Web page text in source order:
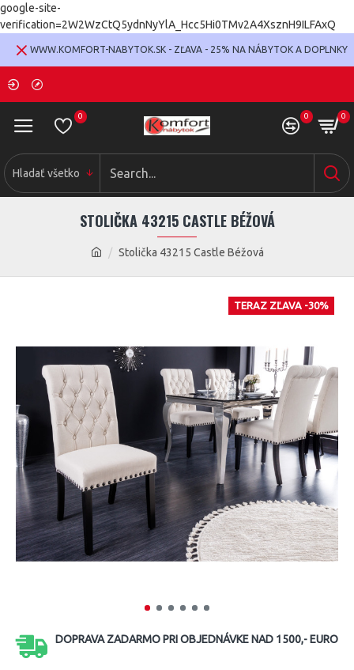
google-site-
verification=2W2WzCtQ5ydnNyYlA_Hcc5Hi0TMv2A4XsznH9ILFAxQ
WWW.KOMFORT-NABYTOK.SK - ZĽAVA - 25% NA NÁBYTOK A DOPLNKY
0 0 0
Hladať všetko
Stolička 43215 Castle Béžová
STOLIČKA 43215 CASTLE BÉŽOVÁ
TERAZ ZĽAVA -30%
DOPRAVA ZADARMO PRI OBJEDNÁVKE NAD 1500,- EURO